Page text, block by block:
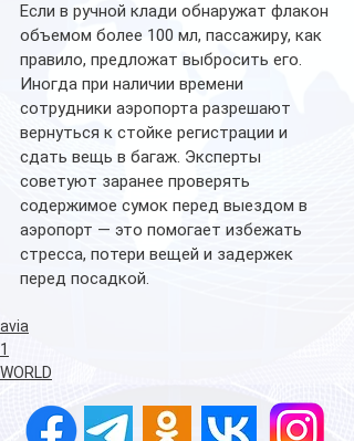
Если в ручной клади обнаружат флакон
объемом более 100 мл, пассажиру, как
правило, предложат выбросить его.
Иногда при наличии времени
сотрудники аэропорта разрешают
вернуться к стойке регистрации и
сдать вещь в багаж. Эксперты
советуют заранее проверять
содержимое сумок перед выездом в
аэропорт — это помогает избежать
стресса, потери вещей и задержек
перед посадкой.
avia
1
WORLD